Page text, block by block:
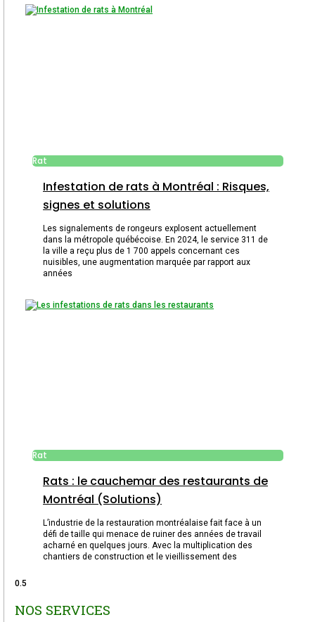
Rat
Infestation de rats à Montréal : Risques,
signes et solutions
Les signalements de rongeurs explosent actuellement
dans la métropole québécoise. En 2024, le service 311 de
la ville a reçu plus de 1 700 appels concernant ces
nuisibles, une augmentation marquée par rapport aux
années
Rat
Rats : le cauchemar des restaurants de
Montréal (Solutions)
L’industrie de la restauration montréalaise fait face à un
défi de taille qui menace de ruiner des années de travail
acharné en quelques jours. Avec la multiplication des
chantiers de construction et le vieillissement des
NOS SERVICES